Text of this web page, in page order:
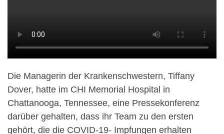
Die Managerin der Krankenschwestern, Tiffany
Dover, hatte im CHI Memorial Hospital in
Chattanooga, Tennessee, eine Pressekonferenz
darüber gehalten, dass ihr Team zu den ersten
gehört, die die COVID-19- Impfungen erhalten